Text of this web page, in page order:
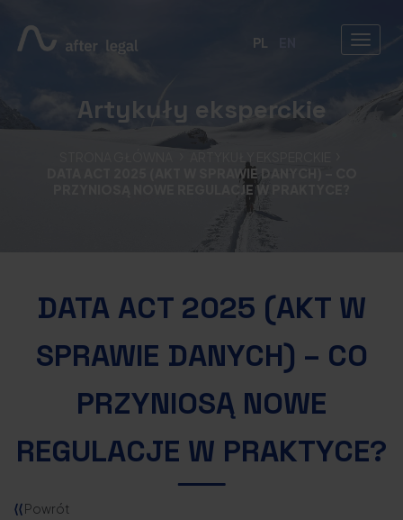
PL
Artykuły eksperckie
DATA ACT 2025 (AKT W SPRAWIE DANYCH) – CO
PRZYNIOSĄ NOWE REGULACJE W PRAKTYCE?
DATA ACT 2025 (AKT W
SPRAWIE DANYCH) – CO
PRZYNIOSĄ NOWE
REGULACJE W PRAKTYCE?
⟨⟨Powrót